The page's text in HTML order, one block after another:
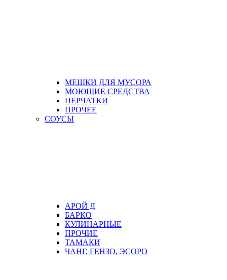
МЕШКИ ДЛЯ МУСОРА
МОЮЩИЕ СРЕДСТВА
ПЕРЧАТКИ
ПРОЧЕЕ
СОУСЫ
АРОЙ Д
БАРКО
КУЛИНАРНЫЕ
ПРОЧИЕ
ТАМАКИ
ЧАНГ, ГЕНЗО, ЭСОРО